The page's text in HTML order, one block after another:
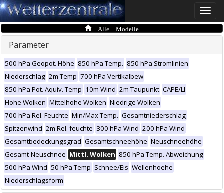
Toggle
Alle Modelle
Parameter
500 hPa Geopot. Höhe 850 hPa Temp. 850 hPa Stromlinien
Niederschlag 2m Temp 700 hPa Vertikalbew
850 hPa Pot. Äquiv. Temp 10m Wind 2m Taupunkt CAPE/LI
Hohe Wolken Mittelhohe Wolken Niedrige Wolken
700 hPa Rel. Feuchte Min/Max Temp. Gesamtniederschlag
Spitzenwind 2m Rel. feuchte 300 hPa Wind 200 hPa Wind
Gesamtbedeckungsgrad Gesamtschneehöhe Neuschneehöhe
Gesamt-Neuschnee Mittl. Wolken 850 hPa Temp. Abweichung
500 hPa Wind 50 hPa Temp Schnee/Eis Wellenhoehe
Niederschlagsform